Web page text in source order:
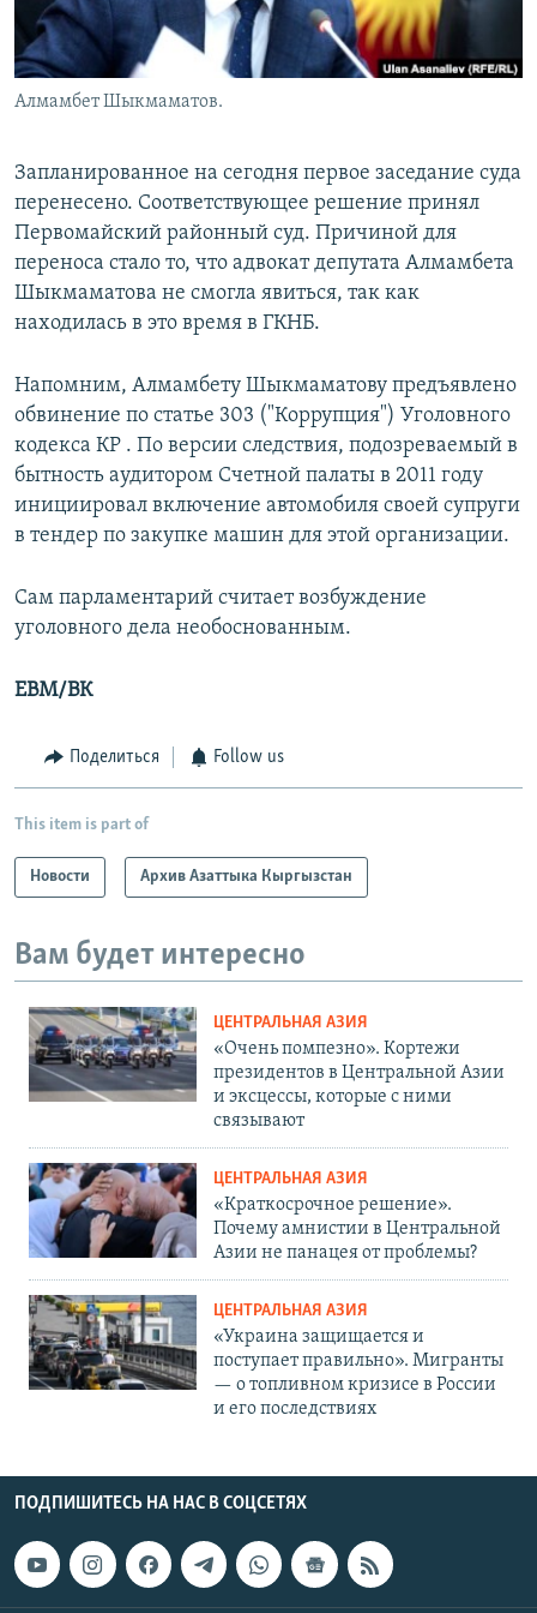
Алмамбет Шыкмаматов.
Запланированное на сегодня первое заседание суда
перенесено. Соответствующее решение принял
Первомайский районный суд. Причиной для
переноса стало то, что адвокат депутата Алмамбета
Шыкмаматова не смогла явиться, так как
находилась в это время в ГКНБ.
Напомним, Алмамбету Шыкмаматову предъявлено
обвинение по статье 303 ("Коррупция") Уголовного
кодекса КР . По версии следствия, подозреваемый в
бытность аудитором Счетной палаты в 2011 году
инициировал включение автомобиля своей супруги
в тендер по закупке машин для этой организации.
Сам парламентарий считает возбуждение
уголовного дела необоснованным.
EBM/ВК
Поделиться Follow us
This item is part of
Новости Архив Азаттыка Кыргызстан
Вам будет интересно
ЦЕНТРАЛЬНАЯ АЗИЯ
«Очень помпезно». Кортежи
президентов в Центральной Азии
и эксцессы, которые с ними
связывают
ЦЕНТРАЛЬНАЯ АЗИЯ
«Краткосрочное решение».
Почему амнистии в Центральной
Азии не панацея от проблемы?
ЦЕНТРАЛЬНАЯ АЗИЯ
«Украина защищается и
поступает правильно». Мигранты
— о топливном кризисе в России
и его последствиях
ПОДПИШИТЕСЬ НА НАС В СОЦСЕТЯХ